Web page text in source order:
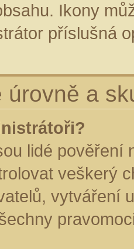
Ikony
příslušná
úrovně a
lidé pověření
veškerý
vytváření